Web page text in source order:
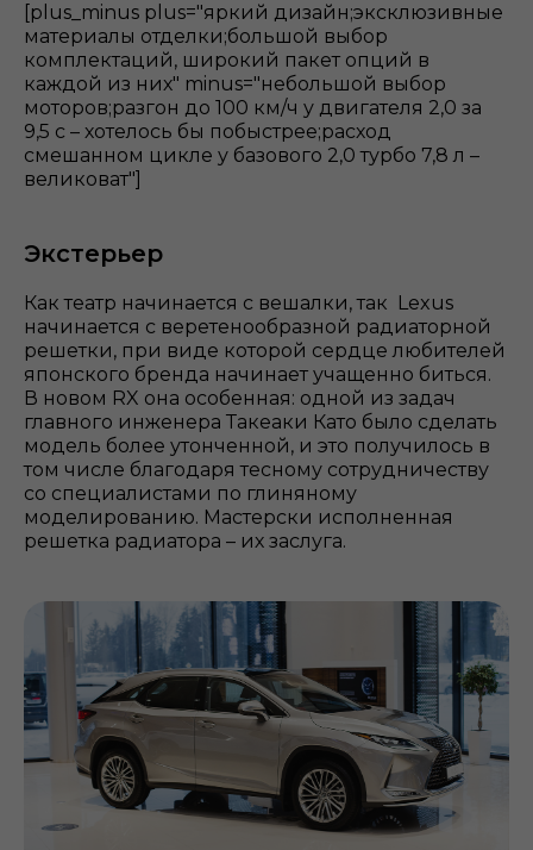
[plus_minus plus="яркий дизайн;эксклюзивные
материалы отделки;большой выбор
комплектаций, широкий пакет опций в
каждой из них" minus="небольшой выбор
моторов;разгон до 100 км/ч у двигателя 2,0 за
9,5 с – хотелось бы побыстрее;расход
смешанном цикле у базового 2,0 турбо 7,8 л –
великоват"]
Экстерьер
Как театр начинается с вешалки, так Lexus
начинается с веретенообразной радиаторной
решетки, при виде которой сердце любителей
японского бренда начинает учащенно биться.
В новом RX она особенная: одной из задач
главного инженера Такеаки Като было сделать
модель более утонченной, и это получилось в
том числе благодаря тесному сотрудничеству
со специалистами по глиняному
моделированию. Мастерски исполненная
решетка радиатора – их заслуга.